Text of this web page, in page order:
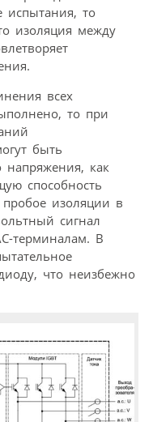
испытания, то
изоляция между
всех
то при
быть
напряжения, как
способность
изоляции в
сигнал
терминалам. В
что неизбежно